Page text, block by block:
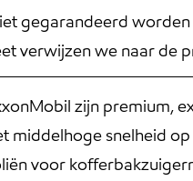
gegarandeerd
verwijzen we naar de
zijn premium,
middelhoge snelheid
voor